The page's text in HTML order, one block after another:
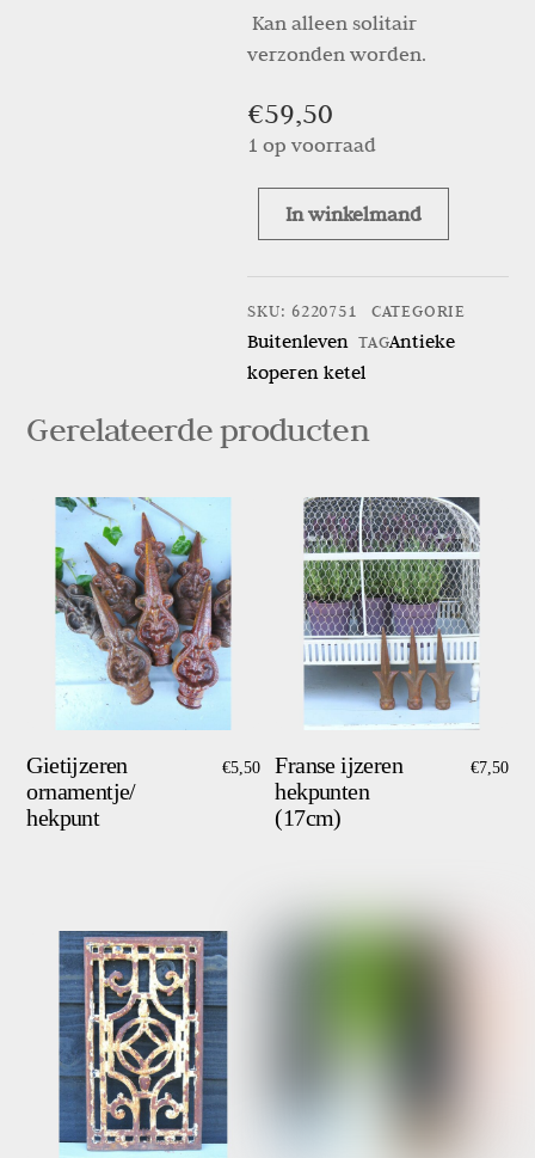
Kan alleen solitair
verzonden worden.
€59,50
1 op voorraad
Antieke
aantal
In winkelmand
SKU:6220751 CATEGORIE
Buitenleven TAGAntieke
koperen ketel
Gerelateerde producten
Gietijzeren
ornamentje/
hekpunt
€5,50
Franse ijzeren
hekpunten
(17cm)
€7,50